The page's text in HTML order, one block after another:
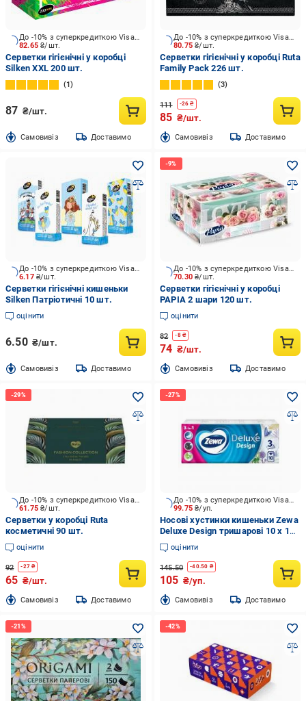
82.65₴/шт.
До -10% з суперкредиткою Visa Вигода
Серветки гігієнічні у коробці
Silken XXL 200 шт.
1
87 ₴/шт.
Cамовивіз Доставимо
80.75₴/шт.
До -10% з суперкредиткою Visa Вигода
Серветки гігієнічні у коробці Ruta
Family Pack 226 шт.
3
111 -26 ₴
85 ₴/шт.
Cамовивіз Доставимо
6.17 ₴/шт.
До -10% з суперкредиткою Visa Вигода
Серветки гігієнічні кишеньки
Silken Патріотичні 10 шт.
оцінити
6.50 ₴/шт.
Cамовивіз Доставимо
70.30₴/шт.
До -10% з суперкредиткою Visa Вигода
Серветки гігієнічні у коробці
PAPIA 2 шари 120 шт.
оцінити
82 -8₴
74 ₴/шт.
Cамовивіз Доставимо
61.75₴/шт.
До -10% з суперкредиткою Visa Вигода
Серветки у коробці Ruta
косметичні 90 шт.
оцінити
92 -27 ₴
65 ₴/шт.
Cамовивіз Доставимо
99.75₴/уп.
До -10% з суперкредиткою Visa Вигода
Носові хустинки кишеньки Zewa
Deluxe Design тришарові 10 х 10
шт.
оцінити
145.50 -40.50 ₴
105 ₴/уп.
Cамовивіз Доставимо